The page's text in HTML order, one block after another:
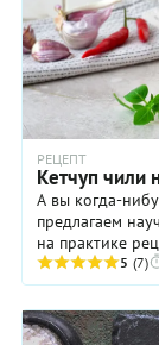
РЕЦЕПТ
Кетчуп чили
А вы когда-нибудь готовили
предлагаем
на практике
крупные и
5 (7)